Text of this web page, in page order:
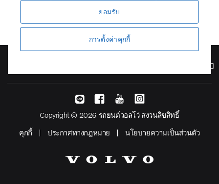
Copyright © 2026 รถยนต์วอลโว่ สงวนลิขสิทธิ์
คุกกี้
ประกาศทางกฎหมาย นโยบายความเป็นส่วนตัว
ยอมรับ
การตั้งค่าคุกกี้